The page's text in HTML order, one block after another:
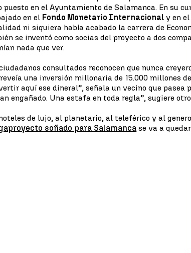
puesto en el Ayuntamiento de Salamanca. En su
en el Fondo Monetario Internacional y en el
ni siquiera había acabado la carrera de
se inventó como socias del proyecto a dos
nada que ver.
consultados reconocen que nunca
una inversión millonaria de 15.000 millones
aquí ese dineral”, señala un vecino que pasea
engañado. Una estafa en toda regla”, sugiere
de lujo, al planetario, al teleférico y al
soñado para Salamanca se va a